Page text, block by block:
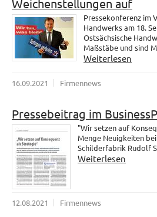
Weichenstellungen auf
Pressekonferenz im
Handwerks am 18.
Ostsächsische
Maßstäbe und sind
Weiterlesen
16.09.2021 Firmennews
Pressebeitrag im
"Wir setzen auf
Menge Neuigkeiten
Schilderfabrik Rudolf
Weiterlesen
12.08.2021 Firmennews